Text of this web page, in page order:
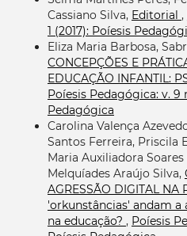
Cassiano Silva, Editorial ,
1 (2017): Poíesis
Eliza Maria Barbosa,
CONCEPÇÕES E
EDUCAÇÃO INFANTIL:
Poíesis Pedagógica: v. 9
Pedagógica
Carolina Valença
Santos Ferreira, Priscila
Maria Auxiliadora
Melquíades Araújo Silva,
AGRESSÃO DIGITAL NA
'orkunstâncias' andam a
na educação? , Poíesis